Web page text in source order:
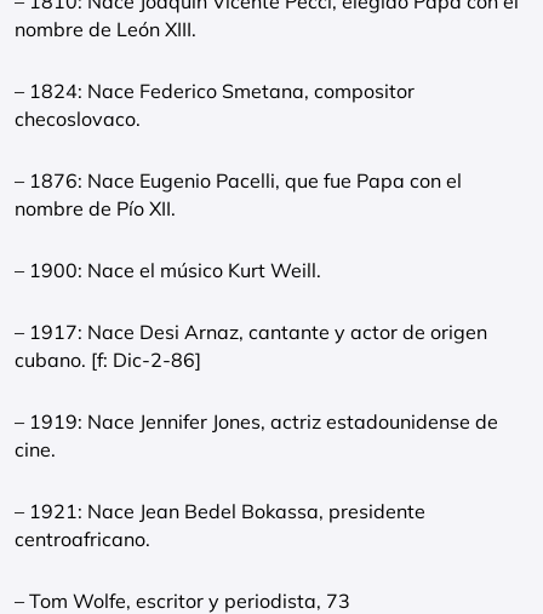
nombre de León XIII.
– 1824: Nace Federico Smetana, compositor
checoslovaco.
– 1876: Nace Eugenio Pacelli, que fue Papa con el
nombre de Pío XII.
– 1900: Nace el músico Kurt Weill.
– 1917: Nace Desi Arnaz, cantante y actor de origen
cubano. [f: Dic-2-86]
– 1919: Nace Jennifer Jones, actriz estadounidense de
cine.
– 1921: Nace Jean Bedel Bokassa, presidente
centroafricano.
– Tom Wolfe, escritor y periodista, 73